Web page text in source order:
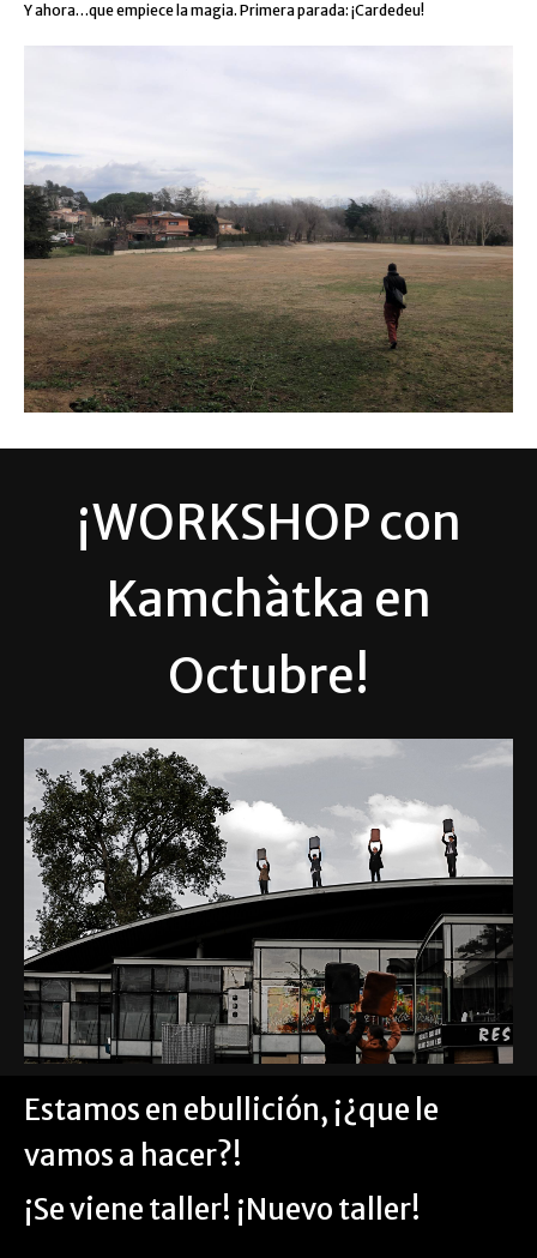
Y ahora…que empiece la magia. Primera parada: ¡Cardedeu!
¡WORKSHOP con
Kamchàtka en
Octubre!
Estamos en ebullición, ¡¿que le
vamos a hacer?!
¡Se viene taller! ¡Nuevo taller!